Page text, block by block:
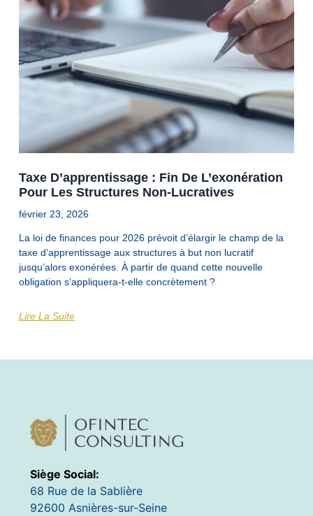
Taxe D’apprentissage : Fin De L’exonération
Pour Les Structures Non-Lucratives
février 23, 2026
La loi de finances pour 2026 prévoit d’élargir le champ de la
taxe d’apprentissage aux structures à but non lucratif
jusqu’alors exonérées. À partir de quand cette nouvelle
obligation s’appliquera-t-elle concrètement ?
Lire La Suite
Siège Social:
68 Rue de la Sablière
92600 Asnières-sur-Seine